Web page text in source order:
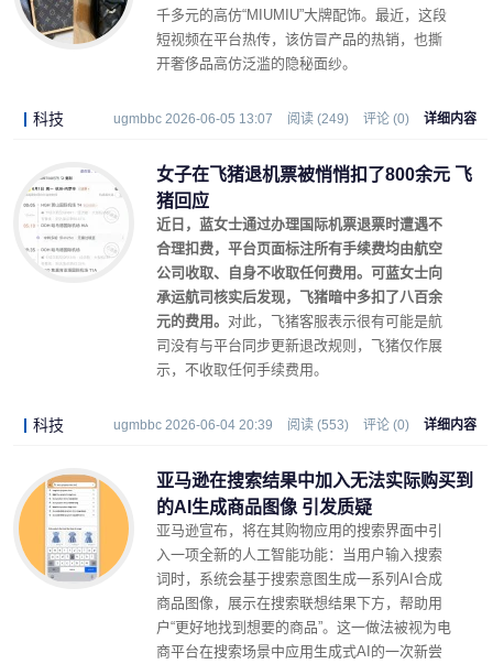
千多元的高仿“MIUMIU”大牌配饰。最近，这段
短视频在平台热传，该仿冒产品的热销，也撕
开奢侈品高仿泛滥的隐秘面纱。
科技 ugmbbc 2026-06-05 13:07 阅读 (249) 评论 (0) 详细内容
女子在飞猪退机票被悄悄扣了800余元 飞
猪回应
近日，蓝女士通过办理国际机票退票时遭遇不
合理扣费，平台页面标注所有手续费均由航空
公司收取、自身不收取任何费用。可蓝女士向
承运航司核实后发现，飞猪暗中多扣了八百余
元的费用。 对此，飞猪客服表示很有可能是航
司没有与平台同步更新退改规则，飞猪仅作展
示，不收取任何手续费用。
科技 ugmbbc 2026-06-04 20:39 阅读 (553) 评论 (0) 详细内容
亚马逊在搜索结果中加入无法实际购买到
的AI生成商品图像 引发质疑
亚马逊宣布，将在其购物应用的搜索界面中引
入一项全新的人工智能功能：当用户输入搜索
词时，系统会基于搜索意图生成一系列AI合成
商品图像，展示在搜索联想结果下方，帮助用
户“更好地找到想要的商品”。这一做法被视为电
商平台在搜索场景中应用生成式AI的一次新尝